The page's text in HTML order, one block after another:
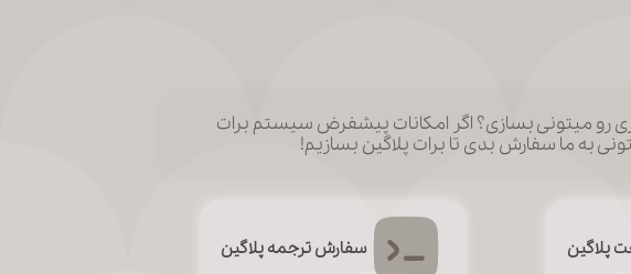
رو میتونی بسازی؟ اگر امکانات پیشفرض سیستم برات
به ما سفارش بدی تا برات پلاگین بسازیم!
پلاگین سفارش ترجمه پلاگین